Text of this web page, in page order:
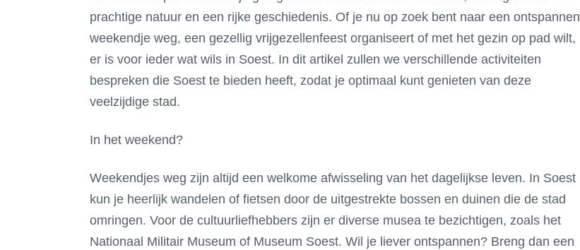
prachtige natuur en een rijke geschiedenis. Of je nu op zoek bent naar een ontspannen
weekendje weg, een gezellig vrijgezellenfeest organiseert of met het gezin op pad wilt,
er is voor ieder wat wils in Soest. In dit artikel zullen we verschillende activiteiten
bespreken die Soest te bieden heeft, zodat je optimaal kunt genieten van deze
veelzijdige stad.
In het weekend?
Weekendjes weg zijn altijd een welkome afwisseling van het dagelijkse leven. In Soest
kun je heerlijk wandelen of fietsen door de uitgestrekte bossen en duinen die de stad
omringen. Voor de cultuurliefhebbers zijn er diverse musea te bezichtigen, zoals het
Nationaal Militair Museum of Museum Soest. Wil je liever ontspannen? Breng dan een